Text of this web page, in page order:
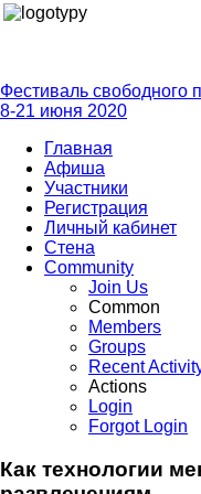
Фестиваль свободного
8-21 июня 2020
Главная
Афиша
Участники
Регистрация
Личный кабинет
Стена
Community
Join Us
Common
Members
Groups
Recent
Actions
Login
Forgot Login
Как технологии